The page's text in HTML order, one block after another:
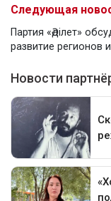
Следующая
Партия «Әділет»
развитие регионов